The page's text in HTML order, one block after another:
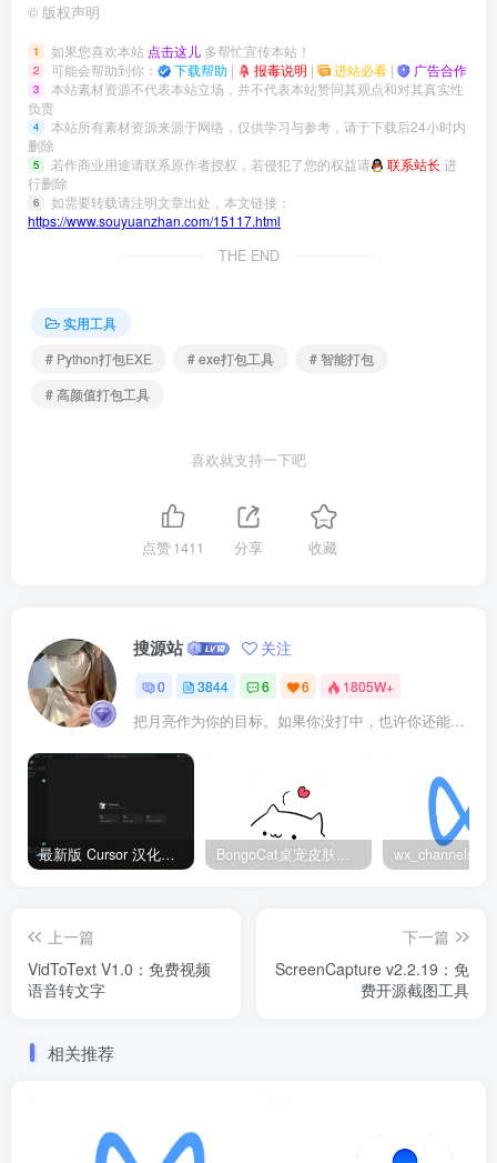
© 版权声明
1 如果您喜欢本站 点击这儿 多帮忙宣传本站！
2 可能会帮助到你： 下载帮助 | 报毒说明 | 进站必看 | 广告合作
3
本站素材资源不代表本站立场，并不代表本站赞同其观点和对其真实性
负责
4
本站所有素材资源来源于网络，仅供学习与参考，请于下载后24小时内
删除
5 若作商业用途请联系原作者授权，若侵犯了您的权益请 联系站长 进
行删除
6
如需要转载请注明文章出处，本文链接：
https://www.souyuanzhan.com/15117.html
THE END
实用工具
# Python打包EXE
# exe打包工具
# 智能打包
# 高颜值打包工具
喜欢就支持一下吧
点赞1411 分享 收藏
搜源站 关注
0 3844 6 6 1805W+
把月亮作为你的目标。如果你没打中，也许你还能打中星星
最新版 Cursor 汉化设置中文教程（两种简单方法，附中文语言包下载） BongoCat桌宠皮肤包大全：20款主题皮肤免费下载
上一篇
VidToText V1.0：免费视频
语音转文字
下一篇
ScreenCapture v2.2.19：免
费开源截图工具
相关推荐